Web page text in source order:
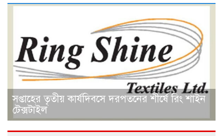
সপ্তাহের তৃতীয় কার্যদিবসে দরপতনের শীর্ষে রিং শাইন
টেক্সটাইল